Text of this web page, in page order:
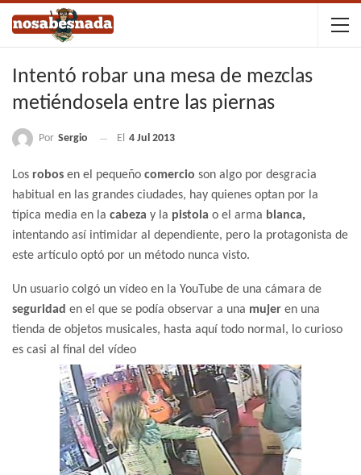
Intentó robar una mesa de mezclas
metiéndosela entre las piernas
Por Sergio El 4 Jul 2013
Los robos en el pequeño comercio son algo por desgracia
habitual en las grandes ciudades, hay quienes optan por la
típica media en la cabeza y la pistola o el arma blanca,
intentando así intimidar al dependiente, pero la protagonista de
este artículo optó por un método nunca visto.
Un usuario colgó un vídeo en la YouTube de una cámara de
seguridad en el que se podía observar a una mujer en una
tienda de objetos musicales, hasta aquí todo normal, lo curioso
es casi al final del vídeo